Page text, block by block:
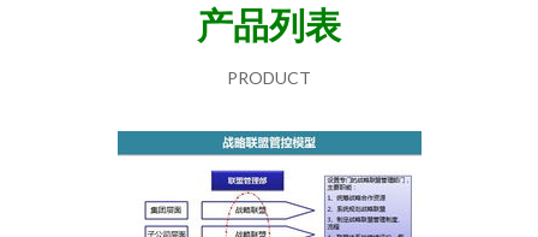
产品列表
PRODUCT